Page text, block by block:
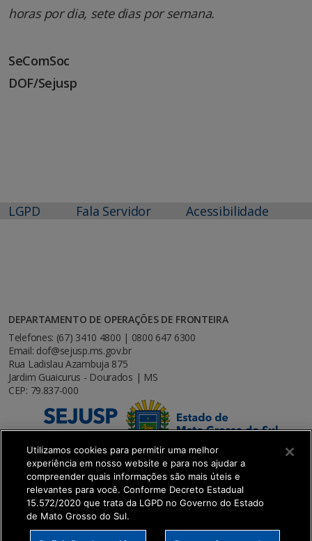
horas por dia, sete dias por semana.
SeComSoc
DOF/Sejusp
LGPD Fala Servidor Acessibilidade
DEPARTAMENTO DE OPERAÇÕES DE FRONTEIRA
Telefones: (67) 3410 4800 | 0800 647 6300
Email: dof@sejusp.ms.gov.br
Rua Ladislau Azambuja 875
Jardim Guaicurus - Dourados | MS
CEP: 79.837-000
SETDIG | Secretaria-Executiva de Transformação
Utilizamos cookies para permitir uma melhor
experiência em nosso website e para nos ajudar a
compreender quais informações são mais úteis e
relevantes para você. Conforme Decreto Estadual
15.572/2020 que trata da LGPD no Governo do Estado
de Mato Grosso do Sul.